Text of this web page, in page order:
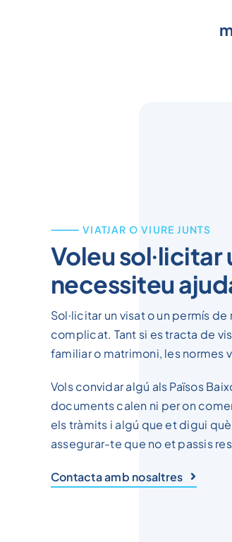
⸻ VIATJAR O VIURE JUNTS
Voleu sol·licitar
necessiteu
Sol·licitar un visat o un permís
complicat. Tant si es tracta de
familiar o matrimoni, les normes
Vols convidar algú als Països
documents calen ni per on
els tràmits i algú que et digui
assegurar-te que no et passis
Contacta amb nosaltres